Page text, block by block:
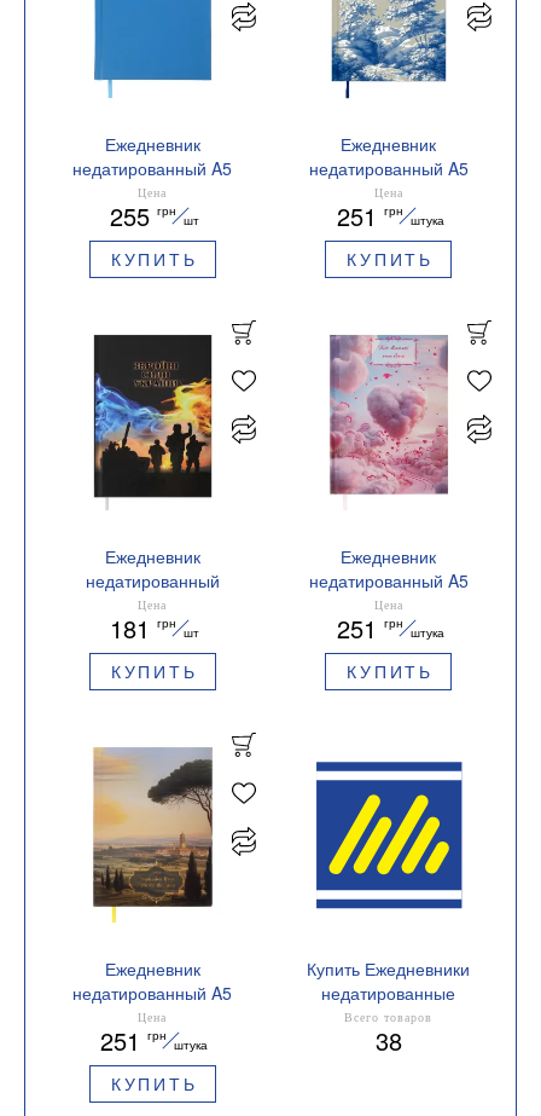
Ежедневник
недатированный A5
Buromax CLASSIC
BM.20980
Цена
255 грн
шт
КУПИТЬ
Ежедневник
недатированный A5
Buromax SPOLETO
BM.20290
Цена
251 грн
штука
КУПИТЬ
Ежедневник
недатированный
HEROES A5 оливковый
BM.2063-36
Цена
181 грн
шт
КУПИТЬ
Ежедневник
недатированный A5
Buromax ROMANTIC
BM.20400
Цена
251 грн
штука
КУПИТЬ
Ежедневник
недатированный A5
Buromax PRETTY
BM.20340
Цена
251 грн
штука
КУПИТЬ
Купить Ежедневники
недатированные
Формат А5
Всего товаров
38